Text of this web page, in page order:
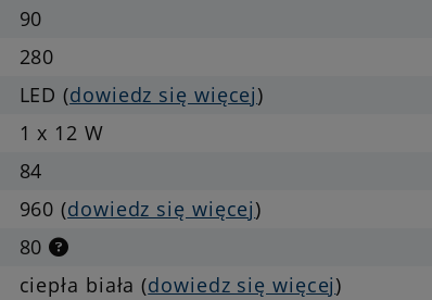
90
280
LED (dowiedz się więcej)
1 x 12 W
84
960 (dowiedz się więcej)
80
ciepła biała (dowiedz się więcej)